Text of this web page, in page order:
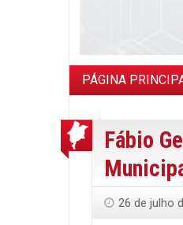
PÁGINA
Fábio
26 de julho